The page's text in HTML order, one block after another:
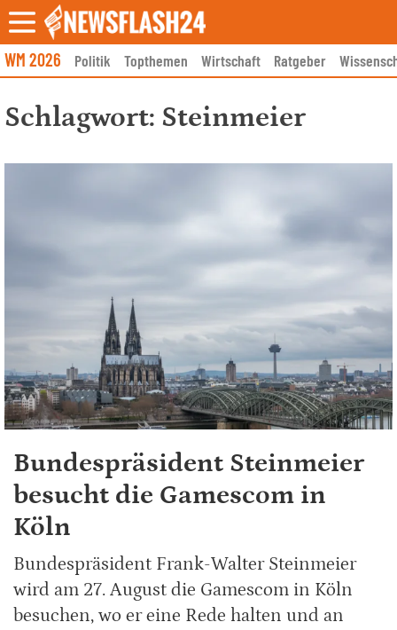
Skip
to
content
WM 2026 Politik Topthemen Wirtschaft Ratgeber
Schlagwort: Steinmeier
Bundespräsident Steinmeier
besucht die Gamescom in
Köln
Bundespräsident Frank-Walter Steinmeier
wird am 27. August die Gamescom in Köln
besuchen, wo er eine Rede halten und an